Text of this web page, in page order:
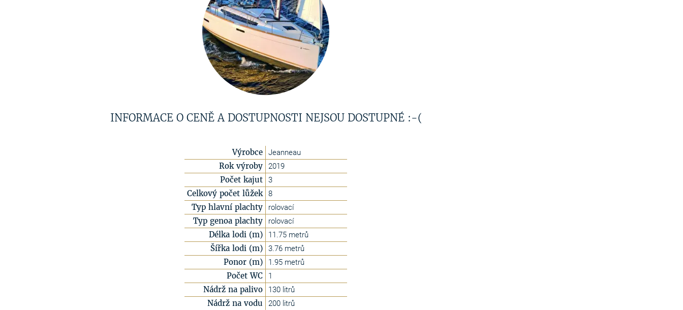
INFORMACE O CENĚ A DOSTUPNOSTI NEJSOU DOSTUPNÉ :-(
Výrobce Jeanneau
Rok výroby 2019
Počet kajut 3
Celkový počet lůžek 8
Typ hlavní plachty rolovací
Typ genoa plachty rolovací
Délka lodi (m) 11.75 metrů
Šířka lodi (m) 3.76 metrů
Ponor (m) 1.95 metrů
Počet WC 1
Nádrž na palivo 130 litrů
Nádrž na vodu 200 litrů